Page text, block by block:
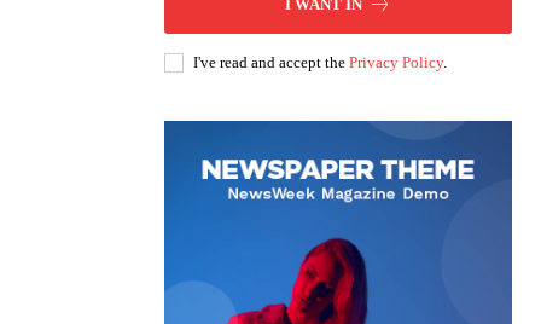
I WANT IN
I've read and accept the Privacy Policy.